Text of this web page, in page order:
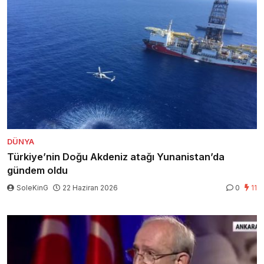
DÜNYA
Türkiye’nin Doğu Akdeniz atağı Yunanistan’da
gündem oldu
SoleKinG 22 Haziran 2026 0 11